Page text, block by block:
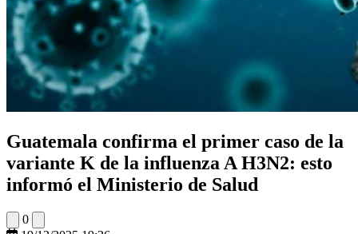
Guatemala confirma el primer caso de la
variante K de la influenza A H3N2: esto
informó el Ministerio de Salud
0